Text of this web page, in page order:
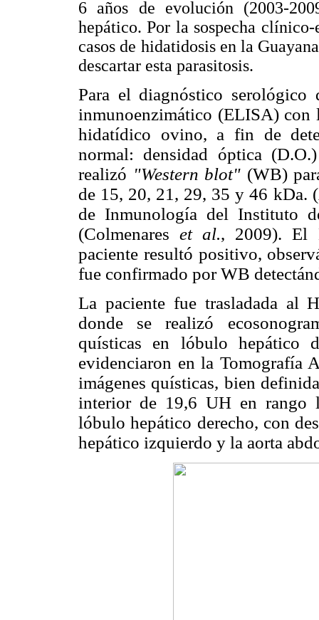
6 años de evolución (2003-
hepático. Por la sospecha
casos de hidatidosis en la
descartar esta parasitosis.
Para el diagnóstico serológico
inmunoenzimático (ELISA)
hidatídico ovino, a fin de
normal: densidad óptica
realizó "Western blot" (WB)
de 15, 20, 21, 29, 35 y 46
de Inmunología del Instituto
(Colmenareset al., 2009). El
paciente resultó positivo,
fue confirmado por WB
La paciente fue trasladada al
donde se realizó
quísticas en lóbulo hepático
evidenciaron en la Tomografía
imágenes quísticas, bien
interior de 19,6 UH en rango
lóbulo hepático derecho, con
hepático izquierdo y la aorta